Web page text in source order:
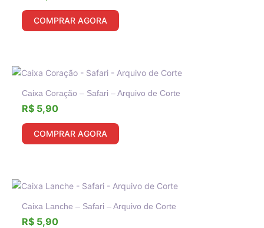
COMPRAR AGORA
Caixa Coração – Safari – Arquivo de Corte
R$5,90
COMPRAR AGORA
Caixa Lanche – Safari – Arquivo de Corte
R$5,90